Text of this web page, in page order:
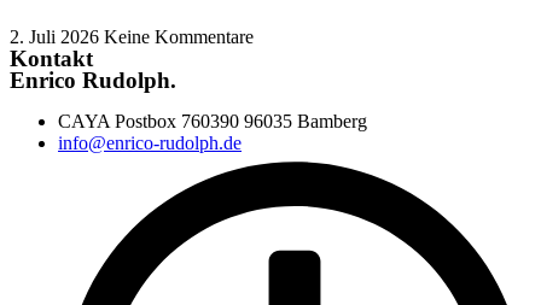
2. Juli 2026 Keine Kommentare
Kontakt
Enrico Rudolph.
CAYA Postbox 760390 96035 Bamberg
info@enrico-rudolph.de